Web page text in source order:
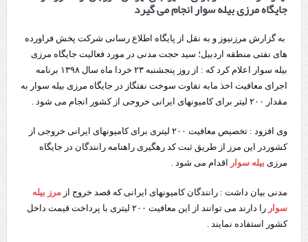
جایگاه مرزی بیله سوار انجام می گیرد
به گزارش مرزنیوز و به نقل از پایگاه اطلاع رسانی شرکت پخش فراورده
های نفتی منطقه اردبیل؛ سید حجت مدنی در مورد فعالیت جایگاه مرزی
بیله سوار اعلام کرد که : از روز پنجشنبه ۲۳ خردا ماه سال ۱۳۹۸ برنامه
اجرای معافیت اخذ مابه تفاوت سوخت نفتگاز در جایگاه مرزی بیله سوار به
مقدار ۲۰۰ لیتر برای کامیونهای ایرانی خروجی از کشور انجام می شود .
وی افزود : تخصیص معافیت ۲۰۰ لیتری برای کامیونهای ایرانی خروجی از
کشوردر این مرز از طریق ثبت کد رهگیری راهنامه رانندگان در جایگاه
مرزی بیله سوار اقدام می شود .
مدنی بیان داشت : رانندگان کامیونهای ایرانی که قصد خروج از مرز بیله
سوار
را دارند می توانند از این معافیت ۲۰۰ لیتری با پرداخت قیمت داخل
کشور استفاده نمایند .